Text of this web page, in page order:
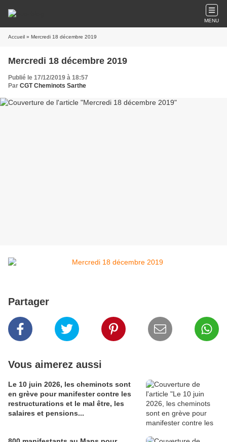
MENU
Accueil » Mercredi 18 décembre 2019
Mercredi 18 décembre 2019
Publié le 17/12/2019 à 18:57
Par CGT Cheminots Sarthe
Partager
Vous aimerez aussi
Le 10 juin 2026, les cheminots sont
en grève pour manifester contre les
restructurations et le mal être, les
salaires et pensions...